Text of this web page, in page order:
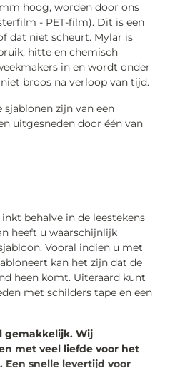
hoog, worden door ons
- PET-film). Dit is een
dat niet scheurt. Mylar is
hitte en chemisch
in en wordt onder
broos na verloop van tijd.
sjablonen zijn van een
uitgesneden door één van
behalve in de leestekens
heeft u waarschijnlijk
Vooral indien u met
kan het zijn dat de
heen komt. Uiteraard kunt
met schilders tape en een
gemakkelijk. Wij
met veel liefde voor het
snelle levertijd voor